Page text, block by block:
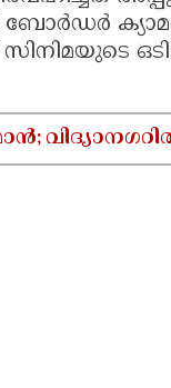
ബോര്‍ഡര്‍